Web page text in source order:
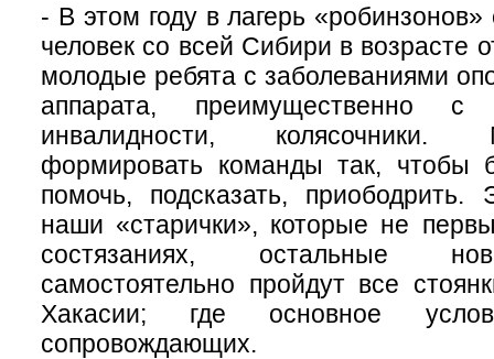
- В этом году в лагерь
человек со всей Сибири в возрасте
молодые ребята с заболеваниями
аппарата, преимущественно с
инвалидности,
формировать команды так, чтобы
помочь, подсказать,
наши «старички», которые не
состязаниях, остальные
самостоятельно пройдут все
Хакасии; где основное
сопровождающих.